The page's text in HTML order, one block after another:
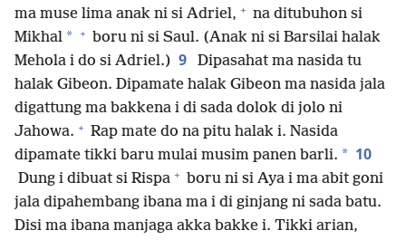
ma muse lima anak ni si Adriel, + na ditubuhon si
Mikhal * + boru ni si Saul. (Anak ni si Barsilai halak
Mehola i do si Adriel.) 9
Dipasahat ma nasida tu
halak Gibeon. Dipamate halak Gibeon ma nasida jala
digattung ma bakkena i di sada dolok di jolo ni
Jahowa. + Rap mate do na pitu halak i. Nasida
dipamate tikki baru mulai musim panen barli. * 10
Dung i dibuat si Rispa + boru ni si Aya i ma abit goni
jala dipahembang ibana ma i di ginjang ni sada batu.
Disi ma ibana manjaga akka bakke i. Tikki arian,